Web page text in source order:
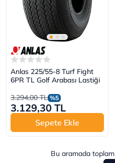
Anlas 225/55-8 Turf Fight
6PR TL Golf Arabası Lastiği
3.294,00 TL %5
3.129,30 TL
Sepete Ekle
Bu aramada toplam